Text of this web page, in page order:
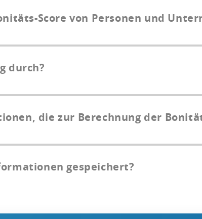
Score von Personen und
durch?
die zur Berechnung der
gespeichert?